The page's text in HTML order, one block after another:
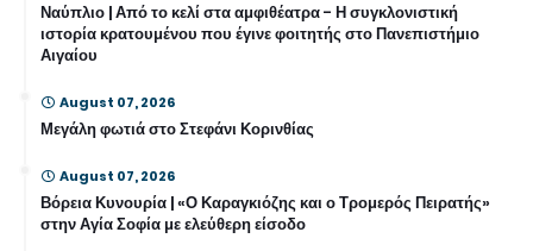
Ναύπλιο | Από το κελί στα αμφιθέατρα - Η συγκλονιστική
ιστορία κρατουμένου που έγινε φοιτητής στο Πανεπιστήμιο
Αιγαίου
August 07, 2026
Μεγάλη φωτιά στο Στεφάνι Κορινθίας
August 07, 2026
Βόρεια Κυνουρία | «Ο Καραγκιόζης και ο Τρομερός Πειρατής»
στην Αγία Σοφία με ελεύθερη είσοδο